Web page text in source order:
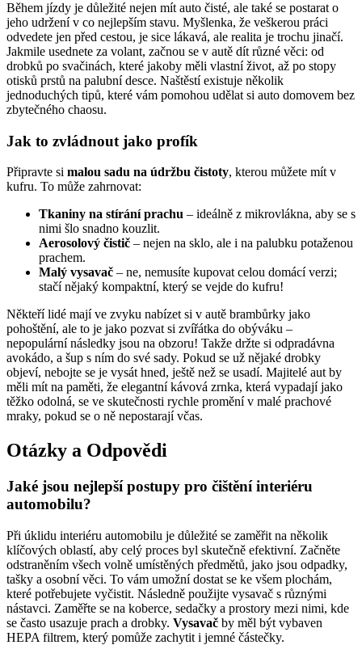
Během jízdy je důležité nejen mít auto čisté, ale také se postarat o
jeho udržení v co nejlepším stavu. Myšlenka, že veškerou práci
odvedete jen před cestou, je sice lákavá, ale realita je trochu jinačí.
Jakmile usednete za volant, začnou se v autě dít různé věci: od
drobků po svačinách, které jakoby měli vlastní život, až po stopy
otisků prstů na palubní desce. Naštěstí existuje několik
jednoduchých tipů, které vám pomohou udělat si auto domovem bez
zbytečného chaosu.
Jak to zvládnout jako profík
Připravte si malou sadu na údržbu čistoty, kterou můžete mít v
kufru. To může zahrnovat:
Tkaniny na stírání prachu – ideálně z mikrovlákna, aby se s
nimi šlo snadno kouzlit.
Aerosolový čistič – nejen na sklo, ale i na palubku potaženou
prachem.
Malý vysavač – ne, nemusíte kupovat celou domácí verzi;
stačí nějaký kompaktní, který se vejde do kufru!
Někteří lidé mají ve zvyku nabízet si v autě brambůrky jako
pohoštění, ale to je jako pozvat si zvířátka do obýváku –
nepopulární následky jsou na obzoru! Takže držte si odpradávna
avokádo, a šup s ním do své sady. Pokud se už nějaké drobky
objeví, nebojte se je vysát hned, ještě než se usadí. Majitelé aut by
měli mít na paměti, že elegantní kávová zrnka, která vypadají jako
těžko odolná, se ve skutečnosti rychle promění v malé prachové
mraky, pokud se o ně nepostarají včas.
Otázky a Odpovědi
Jaké jsou nejlepší postupy pro čištění interiéru
automobilu?
Při úklidu interiéru automobilu je důležité se zaměřit na několik
klíčových oblastí, aby celý proces byl skutečně efektivní. Začněte
odstraněním všech volně umístěných předmětů, jako jsou odpadky,
tašky a osobní věci. To vám umožní dostat se ke všem plochám,
které potřebujete vyčistit. Následně použijte vysavač s různými
nástavci. Zaměřte se na koberce, sedačky a prostory mezi nimi, kde
se často usazuje prach a drobky. Vysavač by měl být vybaven
HEPA filtrem, který pomůže zachytit i jemné částečky.